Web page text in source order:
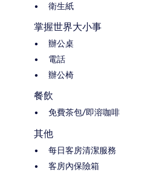
衛生紙
掌握世界大小事
辦公桌
電話
辦公椅
餐飲
免費茶包/即溶咖啡
其他
每日客房清潔服務
客房內保險箱